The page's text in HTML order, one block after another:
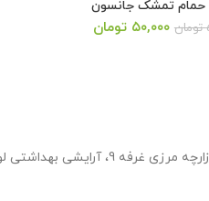
حمام تمشک جانسون
تومان قیمت
۵۰,۰۰۰ تومان
آرایشی بهداشتی لوکس یاس